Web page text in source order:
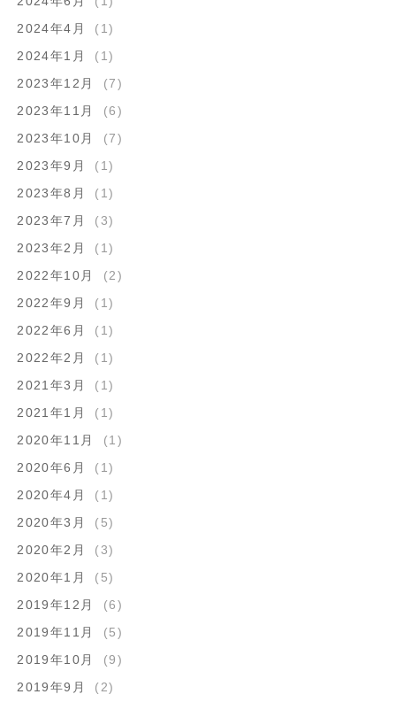
2024年4月
(1)
2024年1月
(1)
2023年12月
(7)
2023年11月
(6)
2023年10月
(7)
2023年9月
(1)
2023年8月
(1)
2023年7月
(3)
2023年2月
(1)
2022年10月
(2)
2022年9月
(1)
2022年6月
(1)
2022年2月
(1)
2021年3月
(1)
2021年1月
(1)
2020年11月
(1)
2020年6月
(1)
2020年4月
(1)
2020年3月
(5)
2020年2月
(3)
2020年1月
(5)
2019年12月
(6)
2019年11月
(5)
2019年10月
(9)
2019年9月
(2)